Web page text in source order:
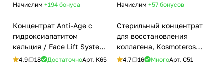
Начислим +194 бонуса
Концентрат Anti-Age с
гидроксиапатитом
кальция / Face Lift System,
Kosmoteros (Космотерос),
4.9 18 ДостаточноАрт. K65
Начислим +57 бонусов
Стерильный концентрат
для восстановления
коллагена, Kosmoteros
(Космотерос), 6 мл
4.7 16 МногоАрт. C51